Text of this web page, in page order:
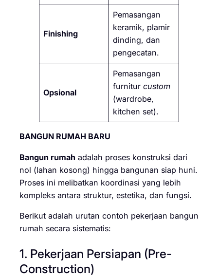
Finishing
Pemasangan
keramik, plamir
dinding, dan
pengecatan.
Opsional
Pemasangan
furniturcustom
(wardrobe,
kitchen set).
BANGUN RUMAH BARU
Bangun rumah adalah proses konstruksi dari
nol (lahan kosong) hingga bangunan siap huni.
Proses ini melibatkan koordinasi yang lebih
kompleks antara struktur, estetika, dan fungsi.
Berikut adalah urutan contoh pekerjaan bangun
rumah secara sistematis:
1. Pekerjaan Persiapan (Pre-
Construction)